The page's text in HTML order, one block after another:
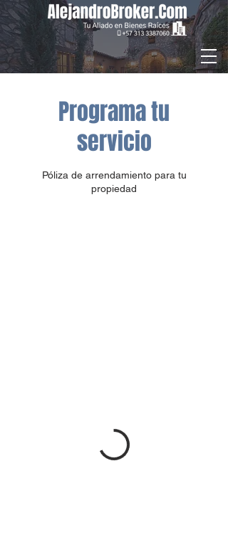
Programa tu
servicio
Póliza de arrendamiento para tu
propiedad